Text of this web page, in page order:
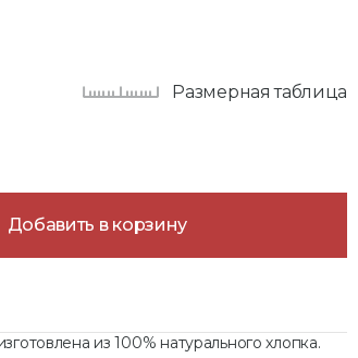
Размерная таблица
Добавить в корзину
​​из 100% натурального хлопка.